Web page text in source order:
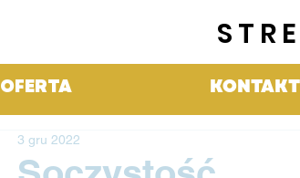
OFERTA KONTAKT
3 gru 2022